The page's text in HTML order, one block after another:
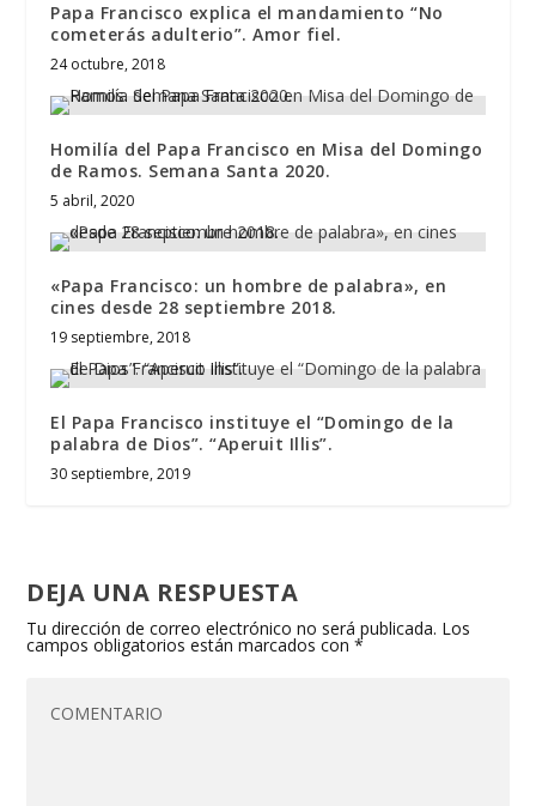
Papa Francisco explica el mandamiento “No
cometerás adulterio”. Amor fiel.
24 octubre, 2018
Homilía del Papa Francisco en Misa del Domingo
de Ramos. Semana Santa 2020.
5 abril, 2020
«Papa Francisco: un hombre de palabra», en
cines desde 28 septiembre 2018.
19 septiembre, 2018
El Papa Francisco instituye el “Domingo de la
palabra de Dios”. “Aperuit Illis”.
30 septiembre, 2019
DEJA UNA RESPUESTA
Tu dirección de correo electrónico no será publicada. Los
campos obligatorios están marcados con*